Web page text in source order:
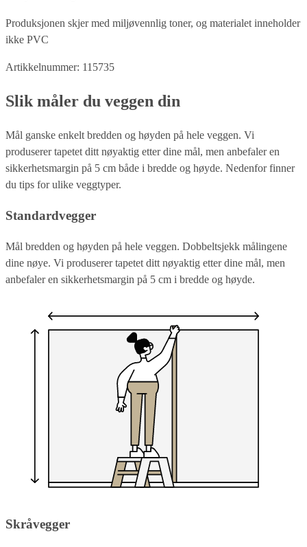
Produksjonen skjer med miljøvennlig toner, og materialet inneholder
ikke PVC
Artikkelnummer: 115735
Slik måler du veggen din
Mål ganske enkelt bredden og høyden på hele veggen. Vi
produserer tapetet ditt nøyaktig etter dine mål, men anbefaler en
sikkerhetsmargin på 5 cm både i bredde og høyde. Nedenfor finner
du tips for ulike veggtyper.
Standardvegger
Mål bredden og høyden på hele veggen. Dobbeltsjekk målingene
dine nøye. Vi produserer tapetet ditt nøyaktig etter dine mål, men
anbefaler en sikkerhetsmargin på 5 cm i bredde og høyde.
Skråvegger